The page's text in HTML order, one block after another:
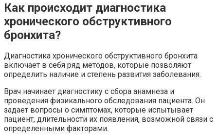
Как происходит диагностика
хронического обструктивного
бронхита?
Диагностика хронического обструктивного бронхита
включает в себя ряд методов, которые позволяют
определить наличие и степень развития заболевания.
Врач начинает диагностику с сбора анамнеза и
проведения физикального обследования пациента. Он
задает вопросы о симптомах, которые испытывает
пациент, длительности их появления, возможной связи с
определенными факторами.